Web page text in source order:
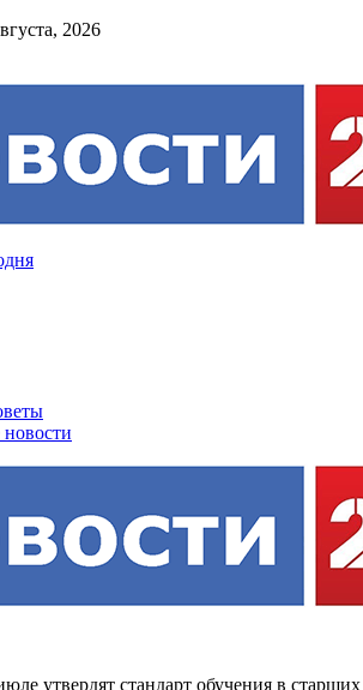
2026
утвердят стандарт обучения в старших